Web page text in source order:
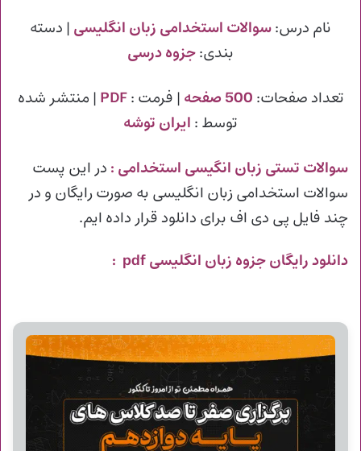
نام درس:سوالات استخدامی زبان انگلیسی | دسته
بندی:جزوه درسی
تعداد صفحات: 500 صفحه | فرمت :PDF
| منتشر شده
توسط : ایران توشه
سوالات تستی زبان انگیسی استخدامی : در این پست
سوالات استخدامی زبان انگلیسی به صورت رایگان و در
چند فایل پی دی اف برای دانلود قرار داده ایم.
دانلود رایگان جزوه زبان انگلیسی pdf :